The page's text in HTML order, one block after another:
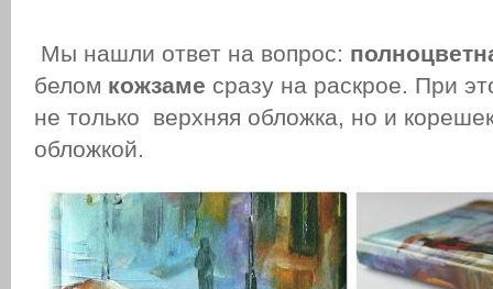
Мы нашли ответ на вопрос:
белом кожзаме сразу на раскрое. При
не только верхняя обложка, но и
обложкой.